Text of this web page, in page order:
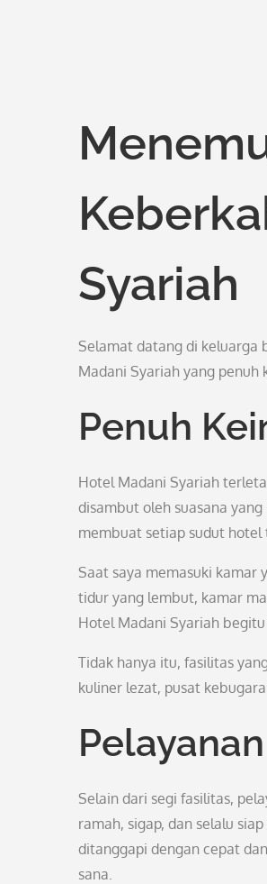
Syariah
Selamat datang di keluarga
Madani Syariah yang penuh
Penuh
Hotel Madani Syariah
disambut oleh suasana
membuat setiap sudut
Saat saya memasuki kamar
tidur yang lembut, kamar
Hotel Madani Syariah
Tidak hanya itu, fasilitas
kuliner lezat, pusat
Selain dari segi fasilitas,
ramah, sigap, dan selalu
ditanggapi dengan cepat
sana.